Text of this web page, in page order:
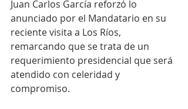
Juan Carlos García reforzó lo
anunciado por el Mandatario en su
reciente visita a Los Ríos,
remarcando que se trata de un
requerimiento presidencial que será
atendido con celeridad y
compromiso.